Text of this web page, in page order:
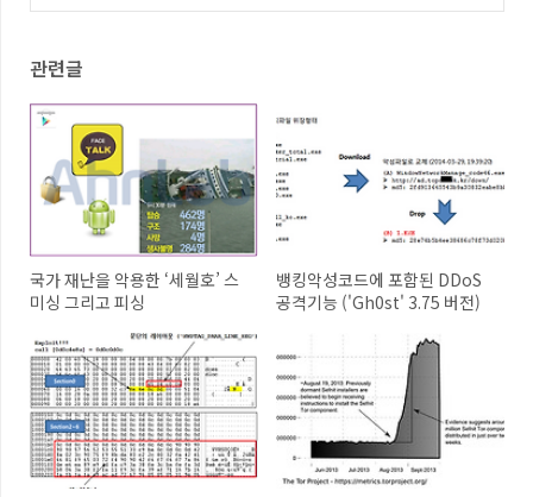
관련글
국가 재난을 악용한 ‘세월호’ 스
미싱 그리고 피싱
뱅킹악성코드에 포함된 DDoS
공격기능 ('Gh0st' 3.75 버전)